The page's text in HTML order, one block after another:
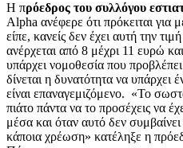
Η πρόεδρος του συλλόγου
Alpha ανέφερε ότι πρόκειται
είπε, κανείς δεν έχει αυτή την
ανέρχεται από 8 μέχρι 11 ευρώ
υπάρχει νομοθεσία που
δίνεται η δυνατότητα να υπάρχει
είναι επαναγεμιζόμενο. «Το
πιάτο πάντα να το προσέχεις να
μέσα και όταν αυτό δεν
κάποια χρέωση» κατέληξε η